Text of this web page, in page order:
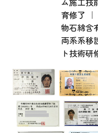
育修了
物石綿含
両系系移
ト技術研